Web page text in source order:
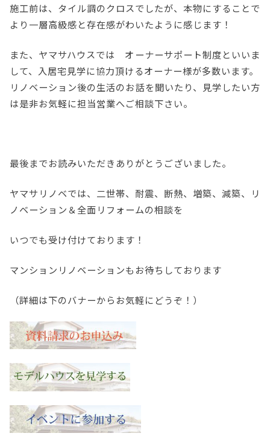
施工前は、タイル調のクロスでしたが、本物にすることで
より一層高級感と存在感がわいたように感じます！
また、ヤマサハウスでは オーナーサポート制度といいま
して、入居宅見学に協力頂けるオーナー様が多数います。
リノベーション後の生活のお話を聞いたり、見学したい方
は是非お気軽に担当営業へご相談下さい。
最後までお読みいただきありがとうございました。
ヤマサリノベでは、二世帯、耐震、断熱、増築、減築、リ
ノベーション＆全面リフォームの相談を
いつでも受け付けております！
マンションリノベーションもお待ちしております
（詳細は下のバナーからお気軽にどうぞ！）